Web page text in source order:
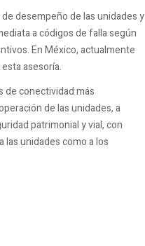
desempeño de las unidades y
a códigos de falla según
En México, actualmente
asesoría.
de conectividad más
de las unidades, a
patrimonial y vial, con
unidades como a los